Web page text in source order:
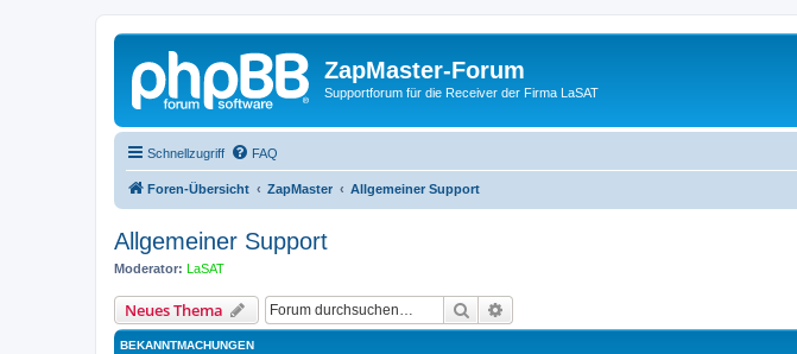
ZapMaster-Forum
Supportforum für die Receiver der Firma LaSAT
Schnellzugriff FAQ
Foren-Übersicht ZapMaster Allgemeiner Support
Allgemeiner Support
Moderator: LaSAT
Neues Thema Suche
BEKANNTMACHUNGEN